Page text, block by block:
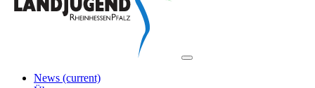
News (current)